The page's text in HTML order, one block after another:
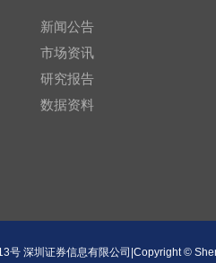
新闻公告
市场资讯
研究报告
数据资料
号 深圳证券信息有限公司|Copyright ©